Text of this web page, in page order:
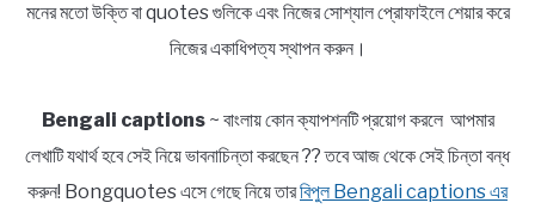
মনের মতো উক্তি বা quotes গুলিকে এবং নিজের সোশ্যাল প্রোফাইলে শেয়ার করে
নিজের একাধিপত্য স্থাপন করুন।
Bengali captions~ বাংলায় কোন ক্যাপশনটি প্রয়োগ করলে আপমার
লেখাটি যথার্থ হবে সেই নিয়ে ভাবনাচিন্তা করছেন ?? তবে আজ থেকে সেই চিন্তা বন্ধ
করুন! Bongquotes এসে গেছে নিয়ে তারবিপুল Bengali captions এর